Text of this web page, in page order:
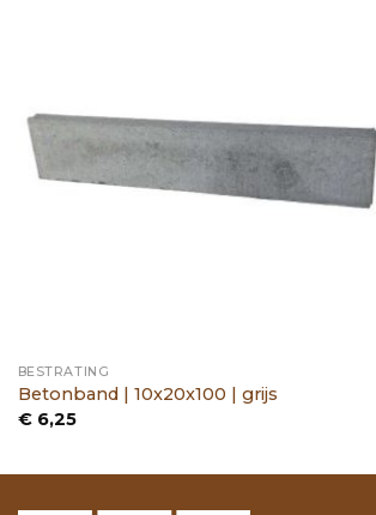
BESTRATING
Betonband | 10x20x100 | grijs
€6,25